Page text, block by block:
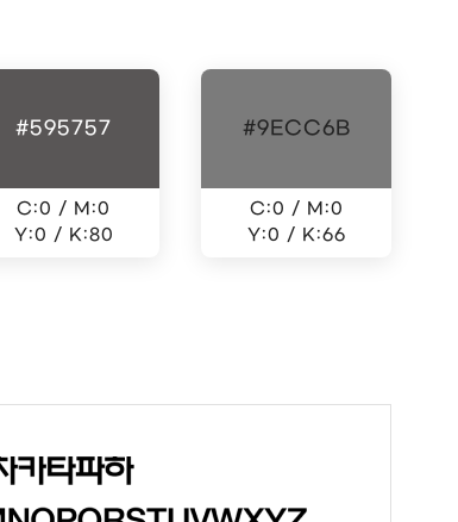
#595757
C:0 / M:0
Y:0 / K:80
#9ECC6B
C:0 / M:0
Y:0 / K:66